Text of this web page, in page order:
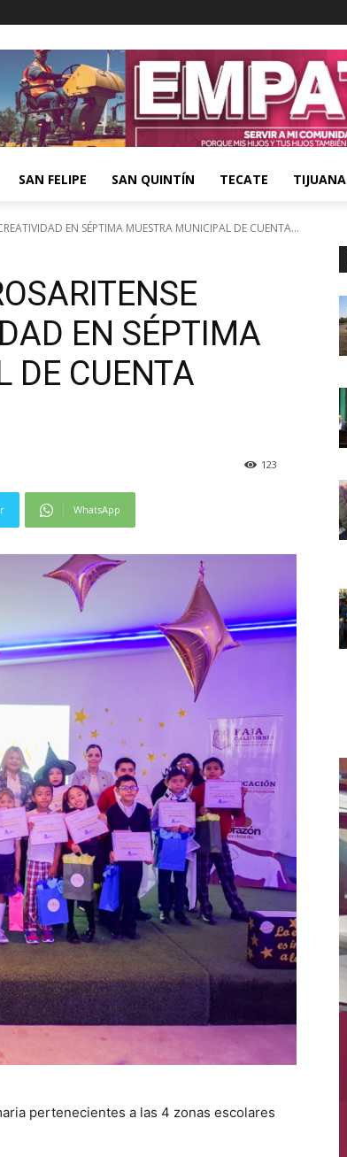
SAN FELIPE SAN QUINTÍN TECATE TIJUANA
EN SÉPTIMA MUESTRA MUNICIPAL DE CUENTA...
EN SÉPTIMA
DE CUENTA
123
WhatsApp
pertenecientes a las 4 zonas escolares